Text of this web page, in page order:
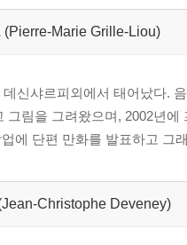
(Pierre-Marie Grille-Liou)
데신샤르피외에서 태어났다.
그림을 그려왔으며, 2002년
에 단편 만화를 발표하고 그
Christophe Deveney)